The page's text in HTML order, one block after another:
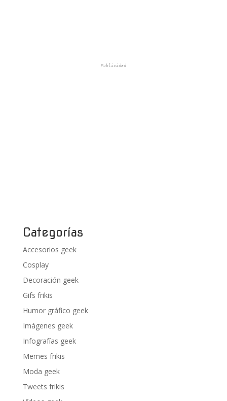
Publicidad
Categorías
Accesorios geek
Cosplay
Decoración geek
Gifs frikis
Humor gráfico geek
Imágenes geek
Infografías geek
Memes frikis
Moda geek
Tweets frikis